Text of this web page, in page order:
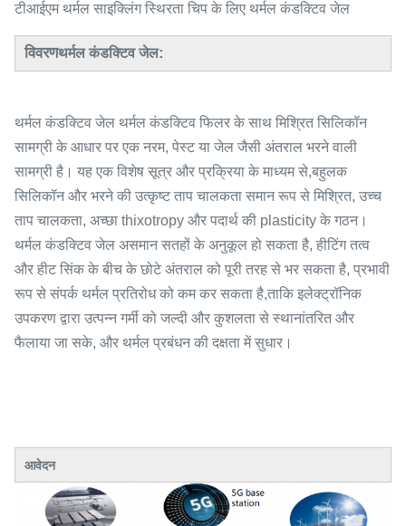
टीआईएम थर्मल साइक्लिंग स्थिरता चिप के लिए थर्मल कंडक्टिव जेल
विवरणथर्मल कंडक्टिव जेल:
थर्मल कंडक्टिव जेल थर्मल कंडक्टिव फिलर के साथ मिश्रित सिलिकॉन
सामग्री के आधार पर एक नरम, पेस्ट या जेल जैसी अंतराल भरने वाली
सामग्री है। यह एक विशेष सूत्र और प्रक्रिया के माध्यम से,बहुलक
सिलिकॉन और भरने की उत्कृष्ट ताप चालकता समान रूप से मिश्रित, उच्च
ताप चालकता, अच्छा thixotropy और पदार्थ की plasticity के गठन।
थर्मल कंडक्टिव जेल असमान सतहों के अनुकूल हो सकता है, हीटिंग तत्व
और हीट सिंक के बीच के छोटे अंतराल को पूरी तरह से भर सकता है, प्रभावी
रूप से संपर्क थर्मल प्रतिरोध को कम कर सकता है,ताकि इलेक्ट्रॉनिक
उपकरण द्वारा उत्पन्न गर्मी को जल्दी और कुशलता से स्थानांतरित और
फैलाया जा सके, और थर्मल प्रबंधन की दक्षता में सुधार।
आवेदन